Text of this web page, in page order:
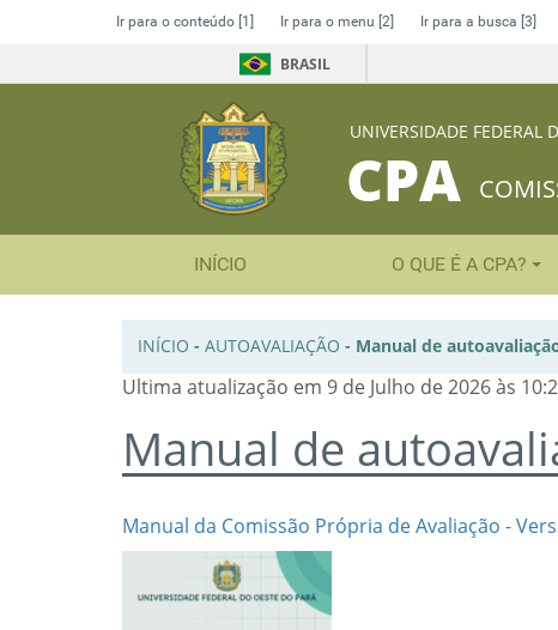
Ir para o conteúdo [1] Ir para o menu [2] Ir para a busca [3]
BRASIL
UNIVERSIDADE FEDERAL
CPA
INÍCIO O QUE É A CPA?
INÍCIO - AUTOAVALIAÇÃO - Manual de
Ultima atualização em 9 de Julho de 2026 às
Manual de
Manual da Comissão Própria de Avaliação -